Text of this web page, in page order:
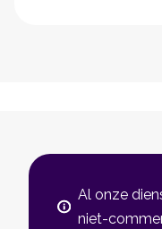
Al onze
niet-